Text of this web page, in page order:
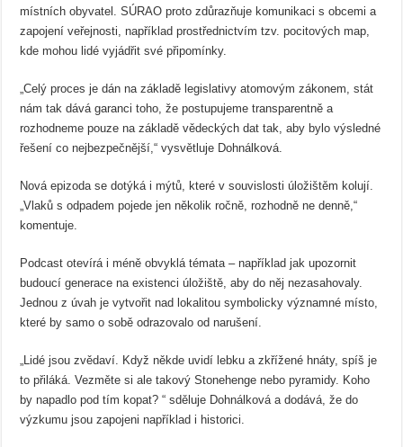
místních obyvatel. SÚRAO proto zdůrazňuje komunikaci s obcemi a
zapojení veřejnosti, například prostřednictvím tzv. pocitových map,
kde mohou lidé vyjádřit své připomínky.
„Celý proces je dán na základě legislativy atomovým zákonem, stát
nám tak dává garanci toho, že postupujeme transparentně a
rozhodneme pouze na základě vědeckých dat tak, aby bylo výsledné
řešení co nejbezpečnější,“ vysvětluje Dohnálková.
Nová epizoda se dotýká i mýtů, které v souvislosti úložištěm kolují.
„Vlaků s odpadem pojede jen několik ročně, rozhodně ne denně,“
komentuje.
Podcast otevírá i méně obvyklá témata – například jak upozornit
budoucí generace na existenci úložiště, aby do něj nezasahovaly.
Jednou z úvah je vytvořit nad lokalitou symbolicky významné místo,
které by samo o sobě odrazovalo od narušení.
„Lidé jsou zvědaví. Když někde uvidí lebku a zkřížené hnáty, spíš je
to přiláká. Vezměte si ale takový Stonehenge nebo pyramidy. Koho
by napadlo pod tím kopat? “ sděluje Dohnálková a dodává, že do
výzkumu jsou zapojeni například i historici.